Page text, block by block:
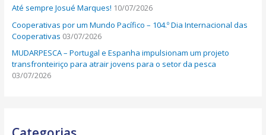
Até sempre Josué Marques! 10/07/2026
Cooperativas por um Mundo Pacífico – 104.º Dia Internacional das
Cooperativas 03/07/2026
MUDARPESCA – Portugal e Espanha impulsionam um projeto
transfronteiriço para atrair jovens para o setor da pesca
03/07/2026